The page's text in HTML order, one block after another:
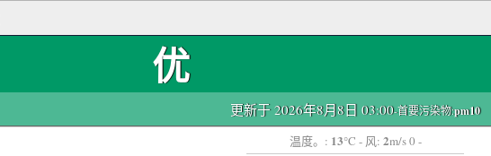
优
更新于 2026年8月8日 03:00-首要污染物:pm10
温度。: 13°C - 风: 2m/s 0 -